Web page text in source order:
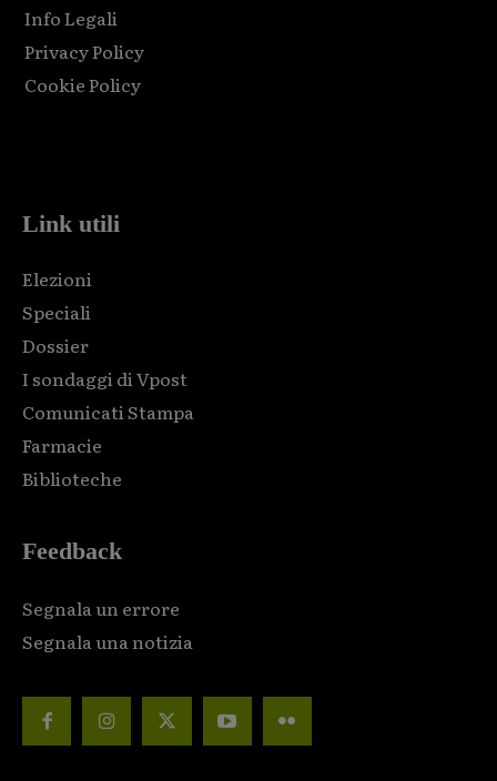
Info Legali
Privacy Policy
Cookie Policy
Link utili
Elezioni
Speciali
Dossier
I sondaggi di Vpost
Comunicati Stampa
Farmacie
Biblioteche
Feedback
Segnala un errore
Segnala una notizia